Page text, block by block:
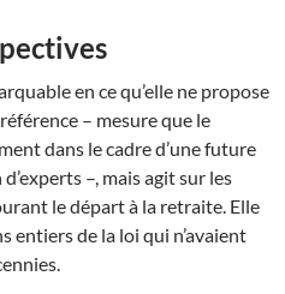
en ce qu’elle ne propose
– mesure que le
dans le cadre d’une future
–, mais agit sur les
le départ à la retraite. Elle
entiers de la loi qui n’avaient